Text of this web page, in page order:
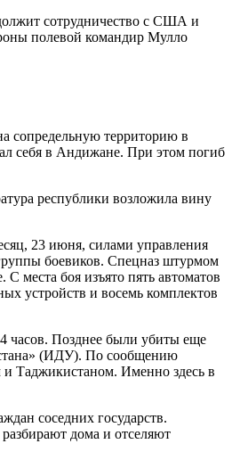
сотрудничество с США и
полевой командир Мулло
сопредельную территорию в
себя в Андижане. При этом погиб
республики возложила вину
23 июня, силами управления
боевиков. Спецназ штурмом
места боя изъято пять автоматов
устройств и восемь комплектов
часов. Позднее были убиты еще
(ИДУ). По сообщению
и Таджикистаном. Именно здесь в
соседних государств.
дома и отселяют